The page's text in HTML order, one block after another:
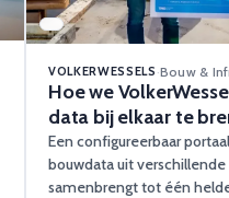
VOLKERWESSELS ·Bouw &
Hoe we
data bij elkaar te
Een configureerbaar
bouwdata uit
samenbrengt tot één